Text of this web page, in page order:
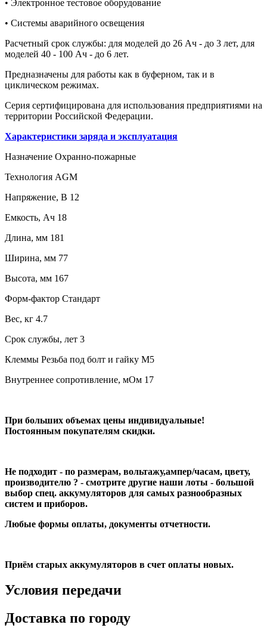
• Электронное тестовое оборудование
• Системы аварийного освещения
Расчетный срок службы: для моделей до 26 Ач - до 3 лет, для
моделей 40 - 100 Ач - до 6 лет.
Предназначены для работы как в буферном, так и в
циклическом режимах.
Серия сертифицирована для использования предприятиями на
территории Российской Федерации.
Характеристики заряда и эксплуатация
Назначение Охранно-пожарные
Технология AGM
Напряжение, В 12
Емкость, Ач 18
Длина, мм 181
Ширина, мм 77
Высота, мм 167
Форм-фактор Стандарт
Вес, кг 4.7
Срок службы, лет 3
Клеммы Резьба под болт и гайку M5
Внутреннее сопротивление, мОм 17
При больших объемах цены индивидуальные!
Постоянным покупателям скидки.
Не подходит - по размерам, вольтажу,ампер/часам, цвету,
производителю ? - смотрите другие наши лоты - большой
выбор спец. аккумуляторов для самых разнообразных
систем и приборов.
Любые формы оплаты, документы отчетности.
Приём старых аккумуляторов в счет оплаты новых.
Условия передачи
Доставка по городу